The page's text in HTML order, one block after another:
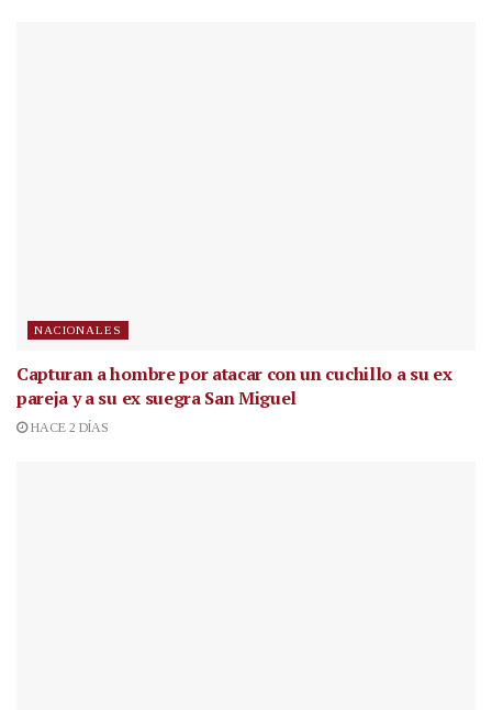
NACIONALES
Capturan a hombre por atacar con un cuchillo a su ex
pareja y a su ex suegra San Miguel
HACE 2 DÍAS